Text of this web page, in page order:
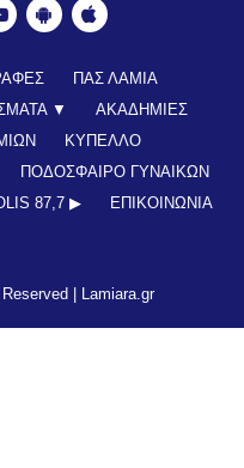
ΠΑΣ ΛΑΜΙΑ
▼
ΑΚΑΔΗΜΙΕΣ
ΚΥΠΕΛΛΟ
ΠΟΔΟΣΦΑΙΡΟ ΓΥΝΑΙΚΩΝ
87,7 ▶︎ ΕΠΙΚΟΙΝΩΝΊΑ
| Lamiara.gr